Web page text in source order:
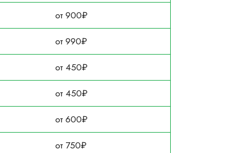
от 900₽
от 990₽
от 450₽
от 450₽
от 600₽
от 750₽